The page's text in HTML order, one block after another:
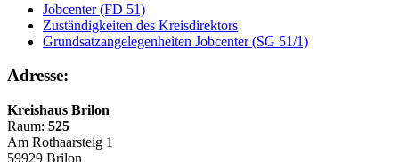
Jobcenter (FD 51)
Zuständigkeiten des Kreisdirektors
Grundsatzangelegenheiten Jobcenter (SG 51/1)
Adresse:
Kreishaus Brilon
Raum: 525
Am Rothaarsteig 1
59929 Brilon